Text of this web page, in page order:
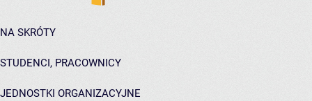
NA SKRÓTY
STUDENCI, PRACOWNICY
JEDNOSTKI ORGANIZACYJNE